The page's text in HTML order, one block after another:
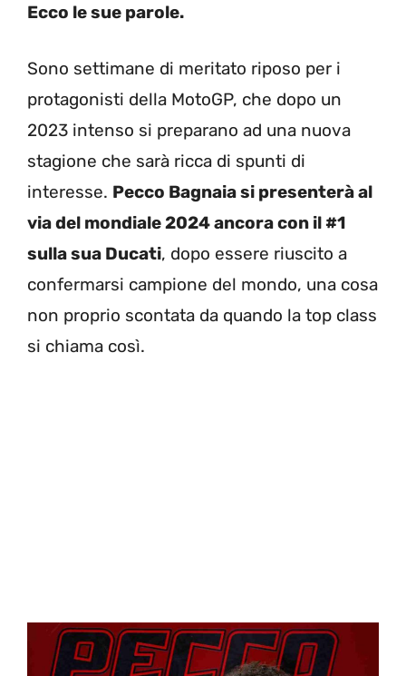
Ecco le sue parole.
Sono settimane di meritato riposo per i
protagonisti della MotoGP, che dopo un
2023 intenso si preparano ad una nuova
stagione che sarà ricca di spunti di
interesse. Pecco Bagnaia si presenterà al
via del mondiale 2024 ancora con il #1
sulla sua Ducati, dopo essere riuscito a
confermarsi campione del mondo, una cosa
non proprio scontata da quando la top class
si chiama così.